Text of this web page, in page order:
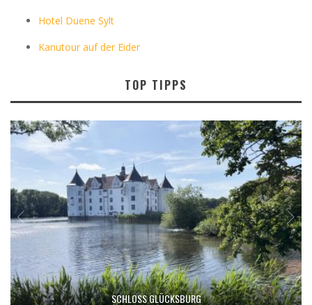
Hotel Duene Sylt
Kanutour auf der Eider
TOP TIPPS
SCHLOSS GLÜCKSBURG